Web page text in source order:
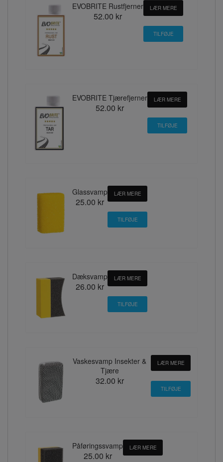
EVOBRITE Rustfjerner
52.00 kr
LÆR MERE
EVOBRITE Tjærefjerner
52.00 kr
LÆR MERE
Glassvamp
25.00 kr
LÆR MERE
Dæksvamp
26.00 kr
LÆR MERE
Vaskesvamp Insekter &
Tjære
32.00 kr
LÆR MERE
Påføringssvamp
25.00 kr
LÆR MERE